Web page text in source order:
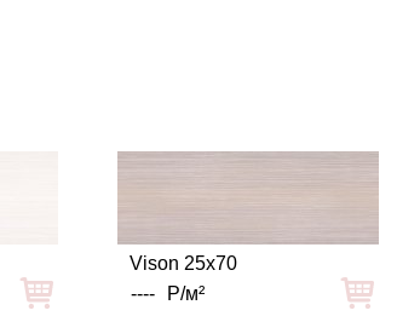
Vison 25x70
----
Р/м²